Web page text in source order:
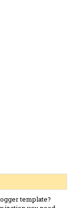
template?